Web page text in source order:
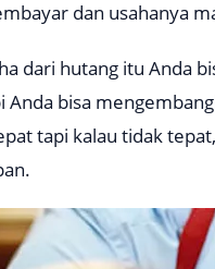
dan usahanya
dari hutang itu Anda
bisa
tapi kalau tidak